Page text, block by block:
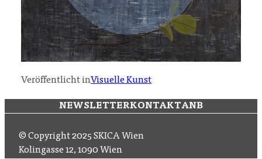
Veröffentlicht inVisuelle Kunst
NEWSLETTERKONTAKTANB
© Copyright 2025 SKICA Wien
Kolingasse 12, 1090 Wien